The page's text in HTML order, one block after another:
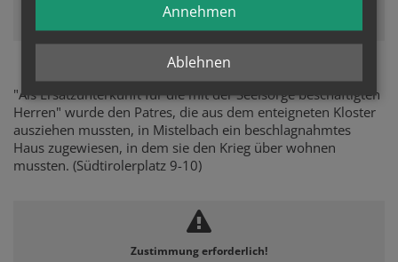
Cookies von Google Maps
Ersatz-Unterkunft
"Als Ersatzunterkunft für die mit der Seelsorge beschäftigten
Herren" wurde den Patres, die aus dem enteigneten Kloster
ausziehen mussten, in Mistelbach ein beschlagnahmtes
Haus zugewiesen, in dem sie den Krieg über wohnen
mussten. (Südtirolerplatz 9-10)
Zustimmung erforderlich!
Ablehnen
Annehmen